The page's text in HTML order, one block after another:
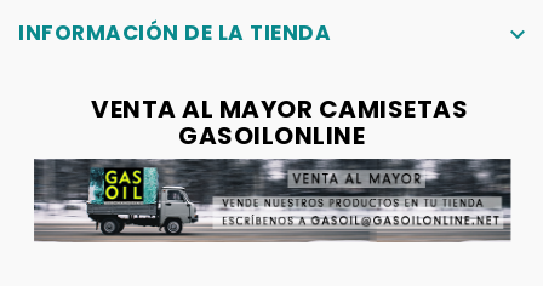
INFORMACIÓN DE LA TIENDA
keyboard_arrow_down
VENTA AL MAYOR CAMISETAS
GASOILONLINE